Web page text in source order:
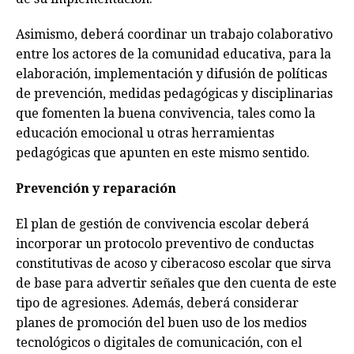
Asimismo, deberá coordinar un trabajo colaborativo
entre los actores de la comunidad educativa, para la
elaboración, implementación y difusión de políticas
de prevención, medidas pedagógicas y disciplinarias
que fomenten la buena convivencia, tales como la
educación emocional u otras herramientas
pedagógicas que apunten en este mismo sentido.
Prevención y reparación
El plan de gestión de convivencia escolar deberá
incorporar un protocolo preventivo de conductas
constitutivas de acoso y ciberacoso escolar que sirva
de base para advertir señales que den cuenta de este
tipo de agresiones. Además, deberá considerar
planes de promoción del buen uso de los medios
tecnológicos o digitales de comunicación, con el